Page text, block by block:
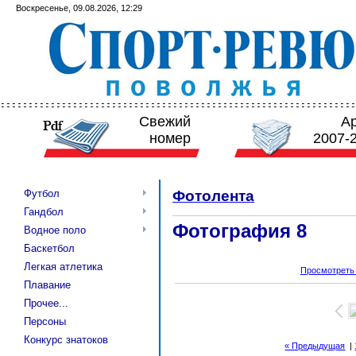
Воскресенье, 09.08.2026, 12:29
Свежий
номер
2007-
Футбол
Гандбол
Водное поло
Баскетбол
Легкая атлетика
Плавание
Прочее...
Персоны
Конкурс знатоков
Фотолента
Фотография 8
« Предыдущая |